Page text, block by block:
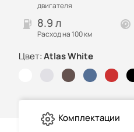
двигателя
8.9 л
Расход на 100 км
Цвет:Atlas White
Комплектации